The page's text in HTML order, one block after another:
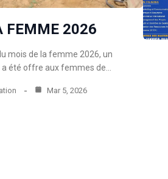
FEMME 2026
mois de la femme 2026, un
été offre aux femmes de…
Mar 5, 2026